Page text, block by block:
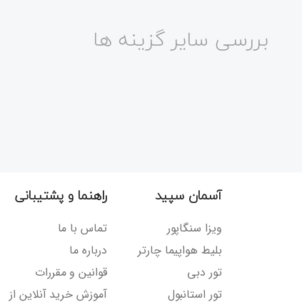
بررسی سایر گزینه ها
آسمان سپید
ویزا سنگاپور
بلیط هواپیما چارتر
تور دبی
تور استانبول
راهنما و پشتیبانی
تماس با ما
درباره ما
قوانین و مقررات
آموزش خرید آنلاین از